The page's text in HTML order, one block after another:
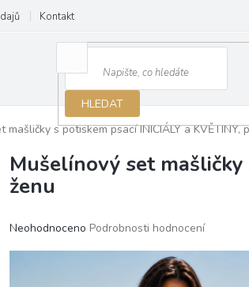
Kontakt
HLEDAT
mašličky s potiskem psací INICIÁLY a KVĚTINY,
Mušelínový set mašličky
ženu
Průměrné
Neohodnoceno Podrobnosti hodnocení